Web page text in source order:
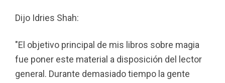
Dijo Idries Shah:
"El objetivo principal de mis libros sobre magia
fue poner este material a disposición del lector
general. Durante demasiado tiempo la gente